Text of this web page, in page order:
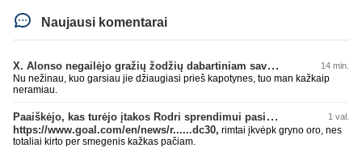
Naujausi komentarai
X. Alonso negailėjo gražių žodžių dabartiniam savo klubui „Chelsea“ 14 min.
Nu nežinau, kuo garsiau jie džiaugiasi prieš kapotynes, tuo man kažkaip
neramiau.
Paaiškėjo, kas turėjo įtakos Rodri sprendimui pasirinkti Barselonos pusę 1 val.
https://www.goal.com/en/news/r......dc30, rimtai įkvėpk gryno oro, nes
totaliai kirto per smegenis kažkas pačiam.